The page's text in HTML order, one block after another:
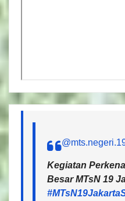
Kegiatan
Besar MTsN 19